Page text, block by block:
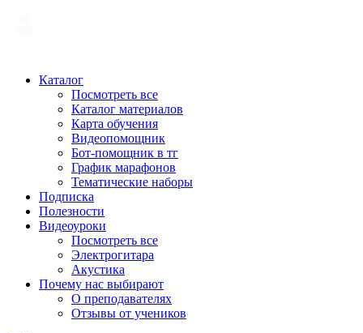
Каталог
Посмотреть все
Каталог материалов
Карта обучения
Видеопомощник
Бот-помощник в тг
График марафонов
Тематические наборы
Подписка
Полезности
Видеоуроки
Посмотреть все
Электрогитара
Акустика
Почему нас выбирают
О преподавателях
Отзывы от учеников